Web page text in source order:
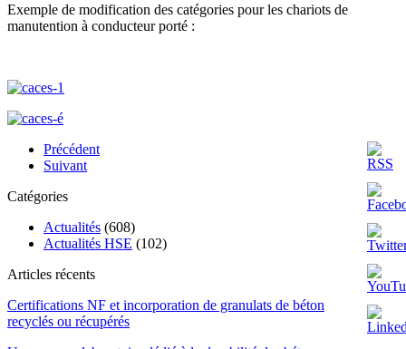
Exemple de modification des catégories pour les chariots de
manutention à conducteur porté :
Précédent
Suivant
Catégories
Actualités (608)
Actualités HSE (102)
Articles récents
Certifications NF et incorporation de granulats de béton
recyclés ou récupérés